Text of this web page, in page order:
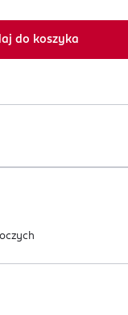
do koszyka